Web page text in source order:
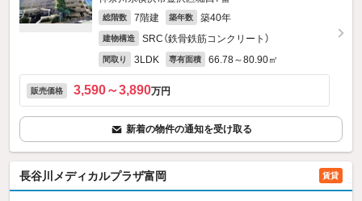
総階数 7階建 築年数 築40年
建物構造 SRC（鉄骨鉄筋コンクリート）
間取り 3LDK 専有面積 66.78～80.90㎡
販売価格 3,590～3,890万円
新着の物件の通知を受け取る
長谷川メディカルプラザ富岡 賃貸